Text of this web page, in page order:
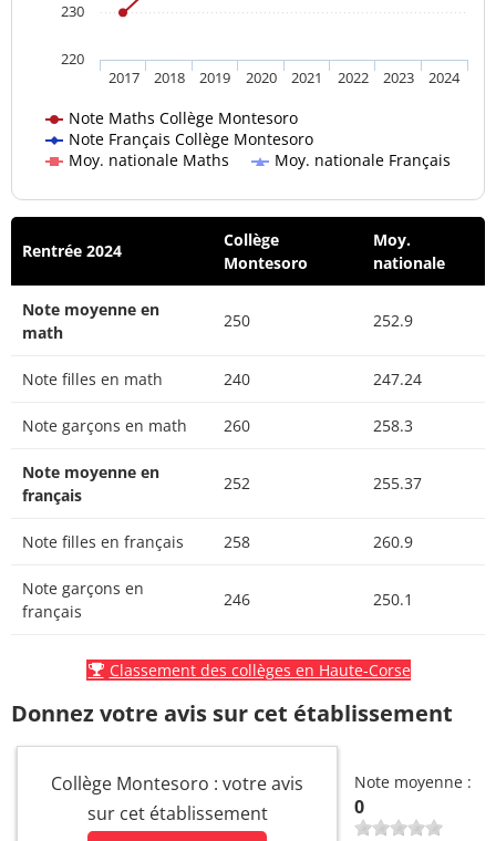
Note Maths Collège Montesoro
Note Français Collège Montesoro
Moy. nationale Maths
Moy. nationale Français
2017 2018 2019 2020 2021 2022 2023 2024
220
230
Rentrée 2024
Collège
Montesoro
Moy.
nationale
Note moyenne en
math
250 252.9
Note filles en math 240 247.24
Note garçons en math 260 258.3
Note moyenne en
français
252 255.37
Note filles en français 258 260.9
Note garçons en
français
246 250.1
Classement des collèges en Haute-Corse
Donnez votre avis sur cet établissement
Collège Montesoro : votre avis
sur cet établissement
Note moyenne :
0